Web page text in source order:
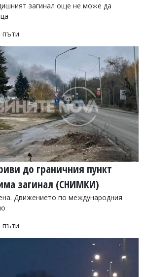
загинал още не може да
пъти
до граничния пункт
загинал (СНИМКИ)
Движението по международния
пъти